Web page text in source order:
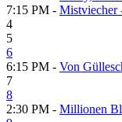
7:15 PM - Mistviecher
4
5
6
6:15 PM - Von
7
8
2:30 PM - Millionen